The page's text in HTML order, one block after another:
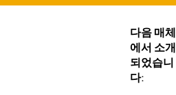
다음 매체
에서 소개
되었습니
다: